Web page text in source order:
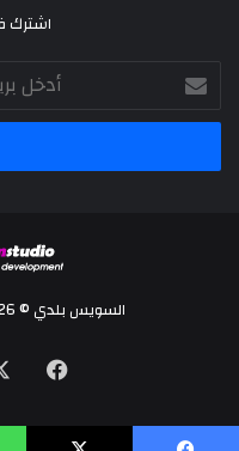
اشترك
أدخل
بريدك
الإلكتروني
السويس بلدي © 2026، جميع الحقوق محفوظة